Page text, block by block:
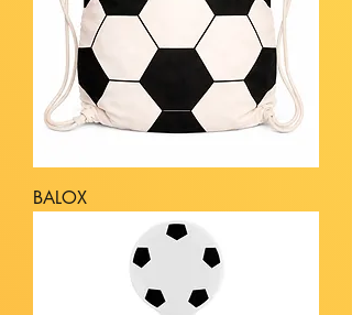
BALOX